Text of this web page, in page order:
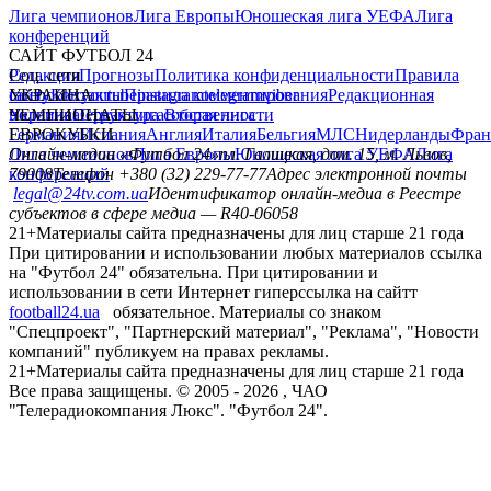
Лига чемпионовЛига ЕвропыЮношеская лига УЕФАЛига
конференций
САЙТ ФУТБОЛ 24
РедакцияПрогнозыПолитика конфиденциальностиПравила
сайтуКонтактыПравила комментированияРедакционная
политикаСтруктура собственности
Соц. сети
facebookxyoutubeinstagramtelegramviber
УКРАИНА
УкраинаПервая лигаВторая лига
ЧЕМПИОНАТЫ
ГерманияИспанияАнглияИталияБельгияМЛСНидерланды
ЕВРОКУБКИ
Лига чемпионовЛига ЕвропыЮношеская лига УЕФАЛига
конференций
Онлайн-медиа «Футбол 24»пл. Галицкая, дом. 15, м. Львов,
79008Телефон +380 (32) 229-77-77Адрес электронной почты
legal@24tv.com.uaИдентификатор онлайн-медиа в Реестре
субъектов в сфере медиа — R40-06058
21+Материалы сайта предназначены для лиц старше 21 года
При цитировании и использовании любых материалов ссылка
на "Футбол 24" обязательна. При цитировании и
использовании в сети Интернет гиперссылка на сайтт
football24.ua
обязательное. Материалы со знаком
"Спецпроект", "Партнерский материал", "Реклама", "Новости
компаний" публикуем на правах рекламы.
21+Материалы сайта предназначены для лиц старше 21 года
Все права защищены. © 2005 - 2026 , ЧАО
"Телерадиокомпания Люкс". "Футбол 24".